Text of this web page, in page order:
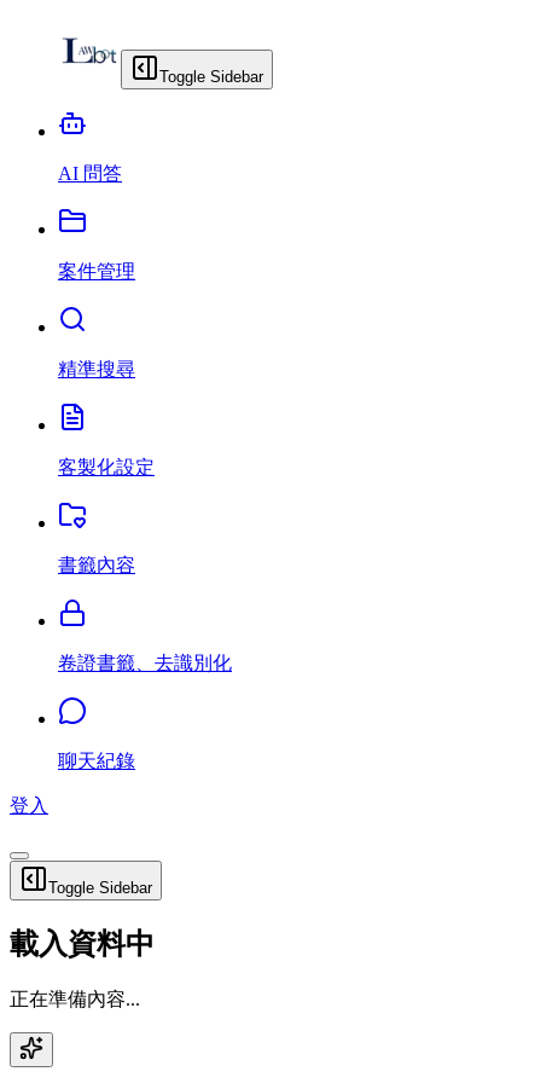
Toggle Sidebar
AI 問答
案件管理
精準搜尋
客製化設定
書籤內容
卷證書籤、去識別化
聊天紀錄
登入
Toggle Sidebar
載入資料中
正在準備內容...